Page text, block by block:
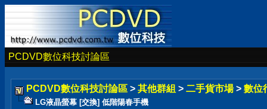
PCDVD數位科技討論區
PCDVD數位科技討論區 > 其他群組 > 二手貨市場 > 數位
LG液晶螢幕 [交換] 低階陽春手機